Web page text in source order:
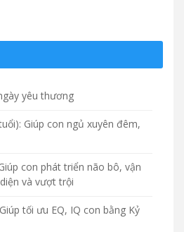
yêu thương
Giúp con ngủ xuyên đêm,
con phát triển não bô, vận
và vượt trội
tối ưu EQ, IQ con bằng Kỷ